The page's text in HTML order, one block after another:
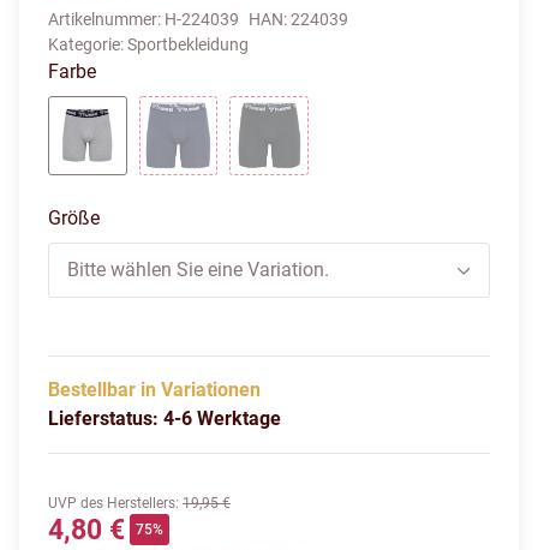
Artikelnummer: H-224039 HAN:224039
Kategorie:Sportbekleidung
Farbe
Größe
Bitte wählen Sie eine Variation.
Bestellbar in Variationen
Lieferstatus: 4-6 Werktage
UVP des Herstellers: 19,95 €
4,80 € 75%